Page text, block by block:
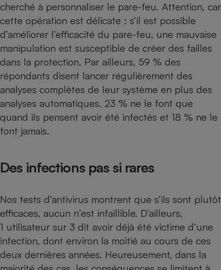
cherché à personnaliser le pare-feu. Attention, car
cette opération est délicate : s’il est possible
d’améliorer l’efficacité du pare-feu, une mauvaise
manipulation est susceptible de créer des failles
dans la protection. Par ailleurs, 59 % des
répondants disent lancer régulièrement des
analyses complètes de leur système en plus des
analyses automatiques. 23 % ne le font que
quand ils pensent avoir été infectés et 18 % ne le
font jamais.
Des infections pas si rares
Nos tests d’antivirus montrent que s’ils sont plutôt
efficaces, aucun n’est infaillible. D’ailleurs,
1 utilisateur sur 3 dit avoir déjà été victime d’une
infection, dont environ la moitié au cours de ces
deux dernières années. Heureusement, dans la